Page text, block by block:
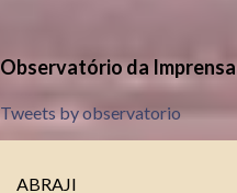
Observatório da Imprensa
Tweets by observatorio
ABRAJI